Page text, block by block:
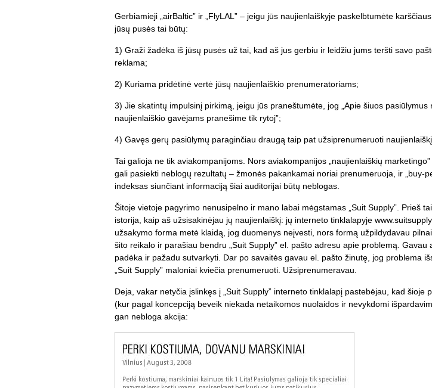
Gerbiamieji „airBaltic” ir „FlyLAL” – jeigu jūs naujienlaiškyje paskelbtumėte
jūsų pusės tai būtų:
1) Graži žadėka iš jūsų pusės už tai, kad aš jus gerbiu ir leidžiu jums teršti savo
reklama;
2) Kuriama pridėtinė vertė jūsų naujienlaiškio prenumeratoriams;
3) Jie skatintų impulsinį pirkimą, jeigu jūs praneštumėte, jog „Apie šiuos pasiūlymus
naujienlaiškio gavėjams pranešime tik rytoj”;
4) Gavęs gerų pasiūlymų paraginčiau draugą taip pat užsiprenumeruoti naujienlaiškį.
Tai galioja ne tik aviakompanijoms. Nors aviakompanijos „naujienlaiškių
gali pasiekti neblogų rezultatų – žmonės pakankamai noriai prenumeruoja, ir „buy-
indeksas siunčiant informaciją šiai auditorijai būtų neblogas.
Šitoje vietoje pagyrimo nenusipelno ir mano labai mėgstamas „Suit Supply”. Prieš
istorija, kaip aš užsisakinėjau jų naujienlaiškį: jų interneto tinklalapyje
užsakymo forma metė klaidą, jog duomenys neįvesti, nors formą užpildydavau
šito reikalo ir parašiau bendru „Suit Supply” el. pašto adresu apie problemą. Gavau
padėka ir pažadu sutvarkyti. Dar po savaitės gavau el. pašto žinutę, jog problema
„Suit Supply” maloniai kviečia prenumeruoti. Užsiprenumeravau.
Deja, vakar netyčia įslinkęs į „Suit Supply” interneto tinklalapį pastebėjau, kad šioje
(kur pagal koncepciją beveik niekada netaikomos nuolaidos ir nevykdomi
gan nebloga akcija: